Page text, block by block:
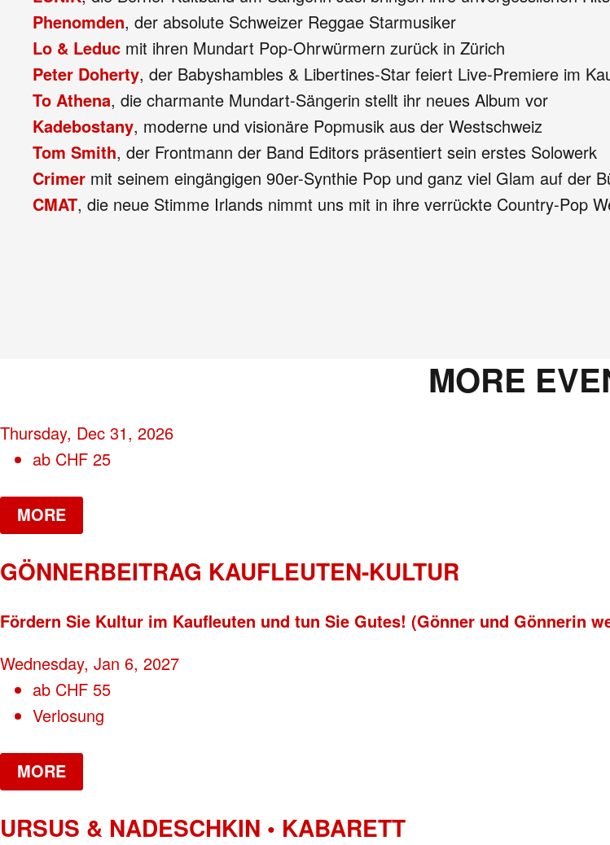
Phenomden, der absolute Schweizer Reggae Starmusiker
Lo & Leduc mit ihren Mundart Pop-Ohrwürmern zurück in Zürich
Peter Doherty, der Babyshambles & Libertines-Star feiert Live-Premiere im
To Athena, die charmante Mundart-Sängerin stellt ihr neues Album vor
Kadebostany, moderne und visionäre Popmusik aus der Westschweiz
Tom Smith, der Frontmann der Band Editors präsentiert sein erstes Solowerk
Crimer mit seinem eingängigen 90er-Synthie Pop und ganz viel Glam auf der
CMAT, die neue Stimme Irlands nimmt uns mit in ihre verrückte Country-Pop
MORE
Thursday, Dec 31, 2026
ab CHF 25
MORE
GÖNNERBEITRAG KAUFLEUTEN-KULTUR
Fördern Sie Kultur im Kaufleuten und tun Sie Gutes! (Gönner und Gönnerin
Wednesday, Jan 6, 2027
ab CHF 55
Verlosung
MORE
URSUS & NADESCHKIN • KABARETT